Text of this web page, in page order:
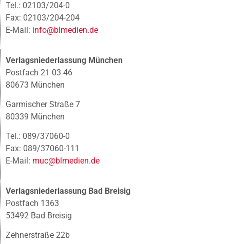
Tel.: 02103/204-0
Fax: 02103/204-204
E-Mail: info@blmedien.de
Verlagsniederlassung München
Postfach 21 03 46
80673 München
Garmischer Straße 7
80339 München
Tel.: 089/37060-0
Fax: 089/37060-111
E-Mail: muc@blmedien.de
Verlagsniederlassung Bad Breisig
Postfach 1363
53492 Bad Breisig
Zehnerstraße 22b